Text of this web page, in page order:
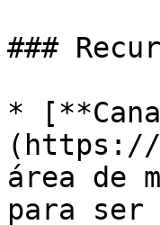
###
*
(https://
área de
para ser